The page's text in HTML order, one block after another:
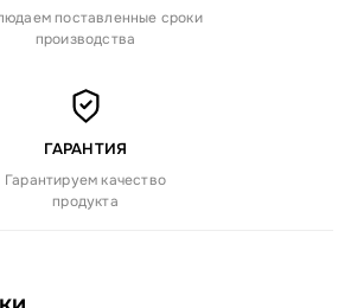
поставленные сроки
производства
ГАРАНТИЯ
Гарантируем качество
продукта